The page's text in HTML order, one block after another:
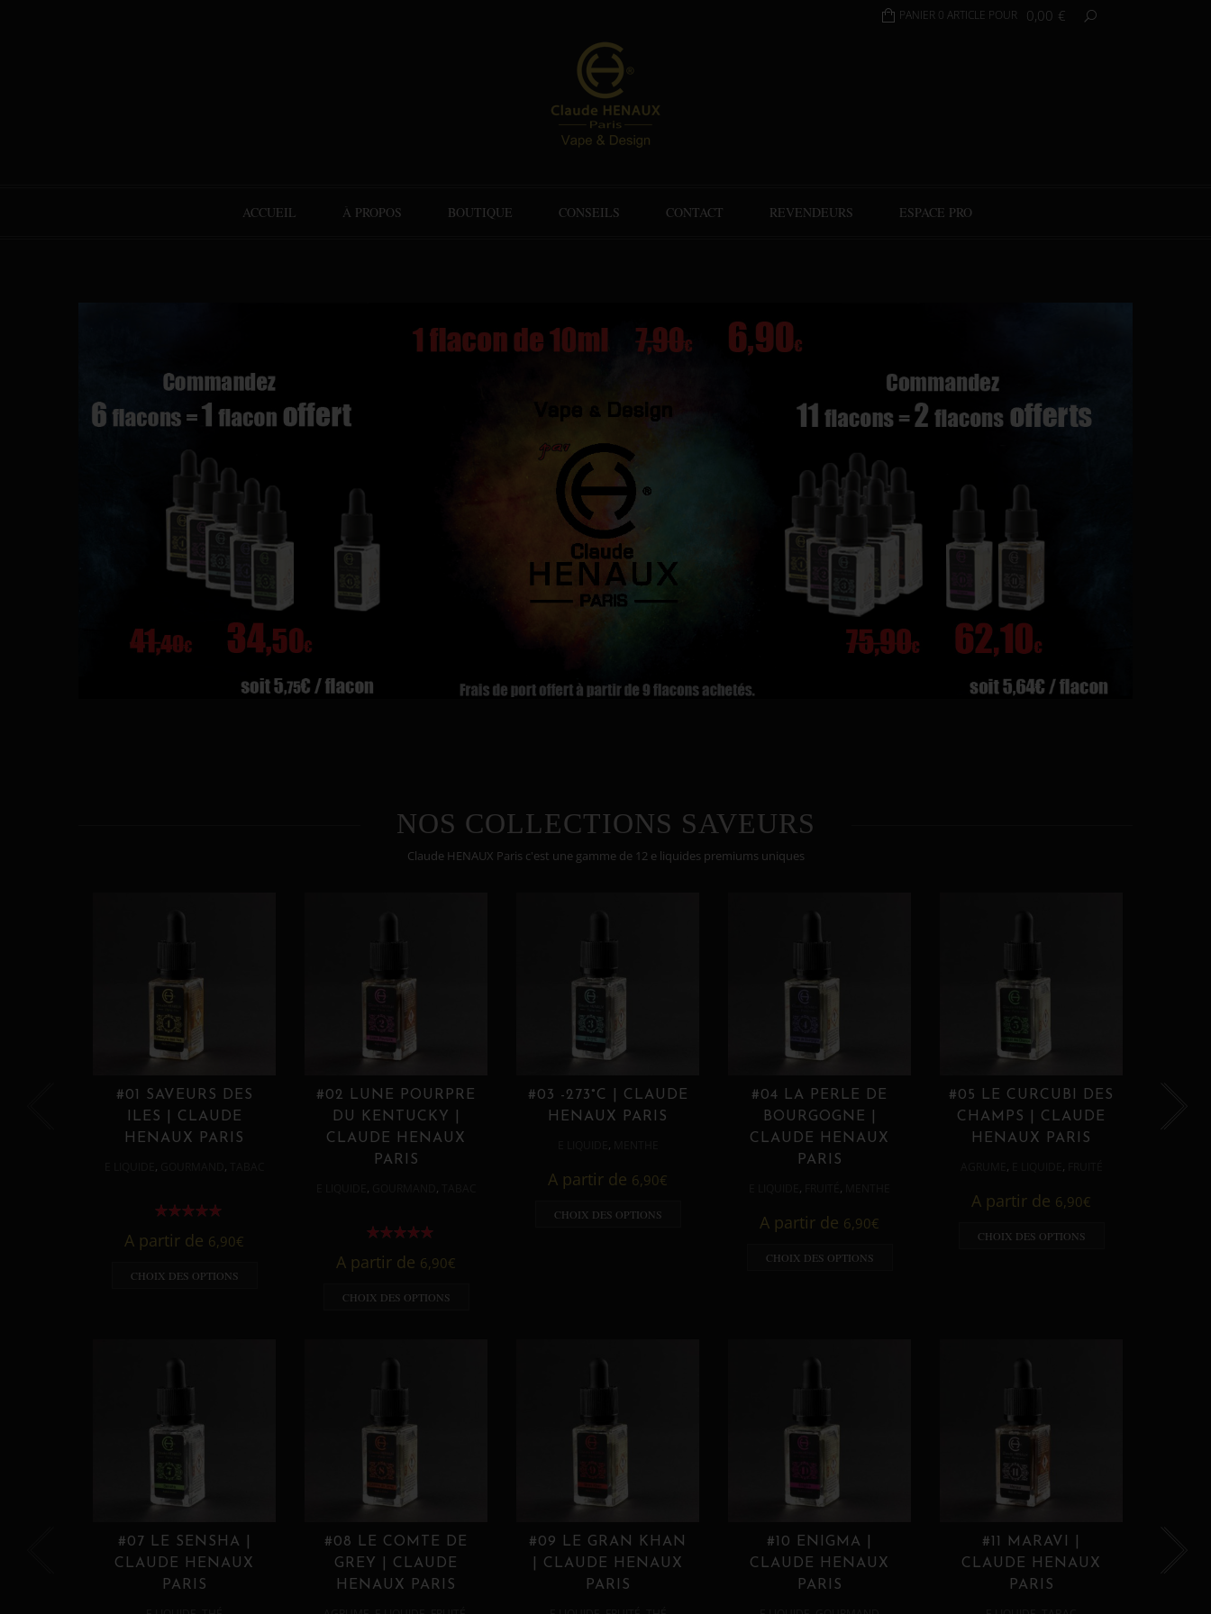
PANIER 0 ARTICLE POUR 0,00 €
ACCUEIL À PROPOS BOUTIQUE CONSEILS CONTACT REVENDEURS ESPACE PRO
NOS COLLECTIONS SAVEURS
Claude HENAUX Paris c'est une gamme de 12 e liquides premiums uniques
#01 SAVEURS DES
ILES | CLAUDE
HENAUX PARIS
, ,
A partir de 6,90€
CHOIX DES OPTIONS
#02 LUNE POURPRE
DU KENTUCKY |
CLAUDE HENAUX
PARIS
, ,
A partir de 6,90€
CHOIX DES OPTIONS
#03 -273°C | CLAUDE
HENAUX PARIS
,
A partir de 6,90€
CHOIX DES OPTIONS
#04 LA PERLE DE
BOURGOGNE |
CLAUDE HENAUX
PARIS
, ,
A partir de 6,90€
CHOIX DES OPTIONS
#05 LE CURCUBI DES
CHAMPS | CLAUDE
HENAUX PARIS
, ,
A partir de 6,90€
CHOIX DES OPTIONS
#07 LE SENSHA |
CLAUDE HENAUX
PARIS
#08 LE COMTE DE
GREY | CLAUDE
HENAUX PARIS
#09 LE GRAN KHAN
| CLAUDE HENAUX
PARIS
#10 ENIGMA |
CLAUDE HENAUX
PARIS
#11 MARAVI |
CLAUDE HENAUX
PARIS